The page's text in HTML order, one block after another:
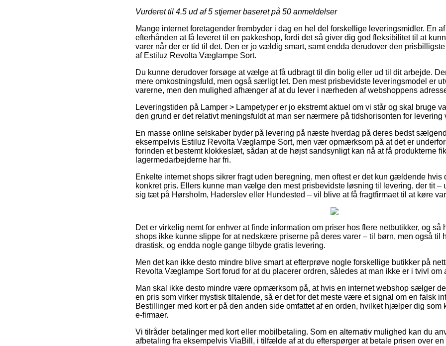
Vurderet til 4.5 ud af 5 stjerner baseret på 50 anmeldelser
Mange internet foretagender frembyder i dag en hel del forskellige leveringsmidler. En
efterhånden at få leveret til en pakkeshop, fordi det så giver dig god fleksibilitet til at
varer når der er tid til det. Den er jo vældig smart, samt endda derudover den
af Estiluz Revolta Væglampe Sort.
Du kunne derudover forsøge at vælge at få udbragt til din bolig eller ud til dit arbejde.
mere omkostningsfuld, men også særligt let. Den mest prisbevidste leveringsmodel er
varerne, men den mulighed afhænger af at du lever i nærheden af webshoppens
Leveringstiden på Lamper > Lampetyper er jo ekstremt aktuel om vi står og skal bruge
den grund er det relativt meningsfuldt at man ser nærmere på tidshorisonten for levering
En masse online selskaber byder på levering på næste hverdag på deres bedst
eksempelvis Estiluz Revolta Væglampe Sort, men vær opmærksom på at det er
forinden et bestemt klokkeslæt, sådan at de højst sandsynligt kan nå at få produkterne
lagermedarbejderne har fri.
Enkelte internet shops sikrer fragt uden beregning, men oftest er det kun gældende hvis
konkret pris. Ellers kunne man vælge den mest prisbevidste løsning til levering, der tit –
sig tæt på Hørsholm, Haderslev eller Hundested – vil blive at få fragtfirmaet til at køre
Det er virkelig nemt for enhver at finde information om priser hos flere netbutikker, og så
shops ikke kunne slippe for at nedskære priserne på deres varer – til børn, men også til
drastisk, og endda nogle gange tilbyde gratis levering.
Men det kan ikke desto mindre blive smart at efterprøve nogle forskellige butikker på
Revolta Væglampe Sort forud for at du placerer ordren, således at man ikke er i tvivl om
Man skal ikke desto mindre være opmærksom på, at hvis en internet webshop sælger
en pris som virker mystisk tiltalende, så er det for det meste være et signal om en falsk
Bestillinger med kort er på den anden side omfattet af en orden, hvilket hjælper dig som
e-firmaer.
Vi tilråder betalinger med kort eller mobilbetaling. Som en alternativ mulighed kan du
afbetaling fra eksempelvis ViaBill, i tilfælde af at du efterspørger at betale prisen over